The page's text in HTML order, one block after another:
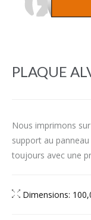
PLAQUE
Nous imprimons
support au
toujours avec une
Dimensions: